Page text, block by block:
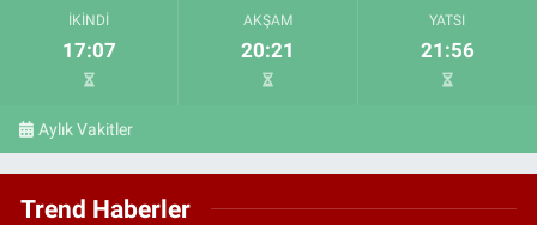
İKINDI
17:07
AKŞAM
20:21
YATSI
21:56
Aylık Vakitler
Trend Haberler